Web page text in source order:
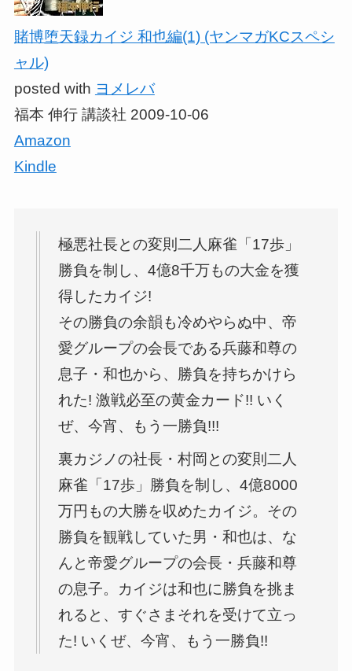
賭博堕天録カイジ 和也編(1) (ヤンマガKCスペシ
ャル)
posted with ヨメレバ
福本 伸行 講談社 2009-10-06
Amazon
Kindle
極悪社長との変則二人麻雀「17歩」
勝負を制し、4億8千万もの大金を獲
得したカイジ!
その勝負の余韻も冷めやらぬ中、帝
愛グループの会長である兵藤和尊の
息子・和也から、勝負を持ちかけら
れた! 激戦必至の黄金カード!! いく
ぜ、今宵、もう一勝負!!!
裏カジノの社長・村岡との変則二人
麻雀「17歩」勝負を制し、4億8000
万円もの大勝を収めたカイジ。その
勝負を観戦していた男・和也は、な
んと帝愛グループの会長・兵藤和尊
の息子。カイジは和也に勝負を挑ま
れると、すぐさまそれを受けて立っ
た! いくぜ、今宵、もう一勝負!!